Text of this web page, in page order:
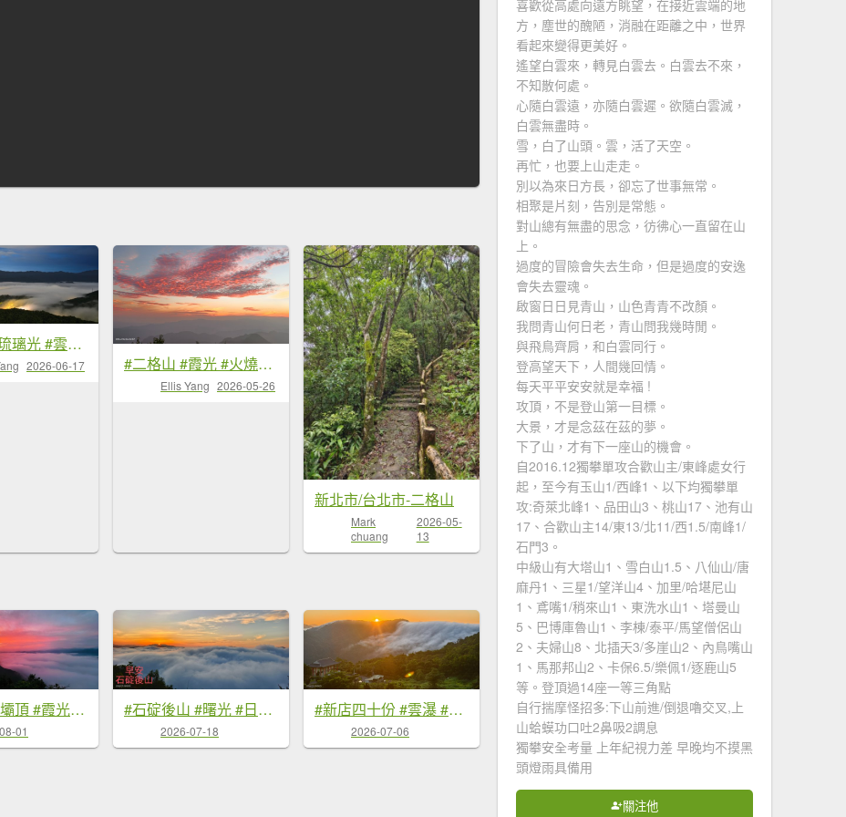
#二格路 #琉璃光 #雲瀑 #二格山 #雲海流瀑 #日出 6/17&18
2026-06-17 #二格山 #霞光 #火燒雲 #日出 #雲海 #漁人碼頭 #夕陽 5/26
Ellis Yang 2026-05-26
新北市/台北市-二格山
Mark
chuang
2026-05-
13
#翡翠水庫壩頂 #霞光 #火燒雲 #日出 #雲海 #山羌 8/1&5&6
01
#石碇後山 #曙光 #日出 #雲海 7/18
2026-07-18
#新店四十份 #雲瀑 #翡翠水庫壩頂 #日出 #雲海 #觀音圈 7/6&7&19
2026-07-06
喜歡從高處向遠方眺望，在接近雲端的地
方，塵世的醜陋，消融在距離之中，世界
看起來變得更美好。
遙望白雲來，轉見白雲去。白雲去不來，
不知散何處。
心隨白雲遠，亦隨白雲遲。欲隨白雲滅，
白雲無盡時。
雪，白了山頭。雲，活了天空。
再忙，也要上山走走。
別以為來日方長，卻忘了世事無常。
相聚是片刻，告別是常態。
對山總有無盡的思念，彷彿心一直留在山
上。
過度的冒險會失去生命，但是過度的安逸
會失去靈魂。
啟窗日日見青山，山色青青不改顏。
我問青山何日老，青山問我幾時閒。
與飛鳥齊肩，和白雲同行。
登高望天下，人間幾回情。
每天平平安安就是幸福 !
攻頂，不是登山第一目標。
大景，才是念茲在茲的夢。
下了山，才有下一座山的機會。
自2016.12獨攀單攻合歡山主/東峰處女行
起，至今有玉山1/西峰1、以下均獨攀單
攻:奇萊北峰1、品田山3、桃山17、池有山
17、合歡山主14/東13/北11/西1.5/南峰1/
石門3。
中級山有大塔山1、雪白山1.5、八仙山/唐
麻丹1、三星1/望洋山4、加里/哈堪尼山
1、鳶嘴1/稍來山1、東洗水山1、塔曼山
5、巴博庫魯山1、李棟/泰平/馬望僧侶山
2、夫婦山8、北插天3/多崖山2、內鳥嘴山
1、馬那邦山2、卡保6.5/樂佩1/逐鹿山5
等。登頂過14座一等三角點
自行揣摩怪招多:下山前進/倒退嚕交叉,上
山蛤蟆功口吐2鼻吸2調息
獨攀安全考量 上年紀視力差 早晚均不摸黑
頭燈雨具備用
關注他